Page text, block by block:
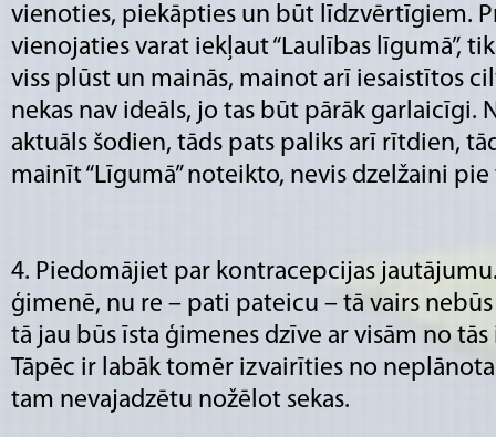
vienoties, piekāpties un būt līdzvērtīgiem.
vienojaties varat iekļaut “Laulības līgumā”,
viss plūst un mainās, mainot arī iesaistītos
nekas nav ideāls, jo tas būt pārāk garlaicīgi.
aktuāls šodien, tāds pats paliks arī rītdien,
mainīt “Līgumā” noteikto, nevis dzelžaini
4. Piedomājiet par kontracepcijas
ģimenē, nu re – pati pateicu – tā vairs
tā jau būs īsta ģimenes dzīve ar visām no
Tāpēc ir labāk tomēr izvairīties no
tam nevajadzētu nožēlot sekas.